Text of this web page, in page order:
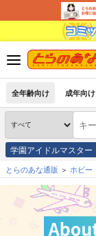
全年齢向け 成年向け
学園アイドルマスター
とらのあな通販 ホビー